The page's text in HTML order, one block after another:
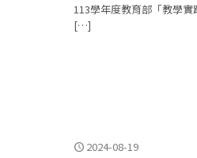
113學年度教育部「教學
[…]
2024-08-19